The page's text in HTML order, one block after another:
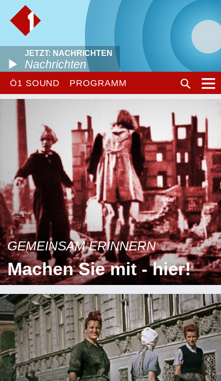
JETZT: NACHRICHTEN
Nachrichten
Ö1 SOUND PROGRAMM
GEMEINSAM ERINNERN
Machen Sie mit - hier!